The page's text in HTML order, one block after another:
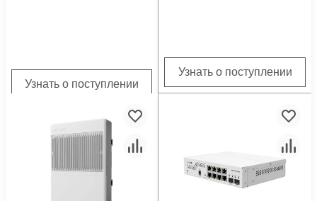
Узнать о поступлении
Узнать о поступлении